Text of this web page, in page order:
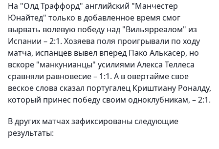
На "Олд Траффорд" английский "Манчестер
Юнайтед" только в добавленное время смог
вырвать волевую победу над "Вильярреалом" из
Испании – 2:1. Хозяева поля проигрывали по ходу
матча, испанцев вывел вперед Пако Алькасер, но
вскоре "манкунианцы" усилиями Алекса Теллеса
сравняли равновесие – 1:1. А в овертайме свое
веское слова сказал португалец Криштиану Роналду,
который принес победу своим одноклубникам, – 2:1.
В других матчах зафиксированы следующие
результаты: